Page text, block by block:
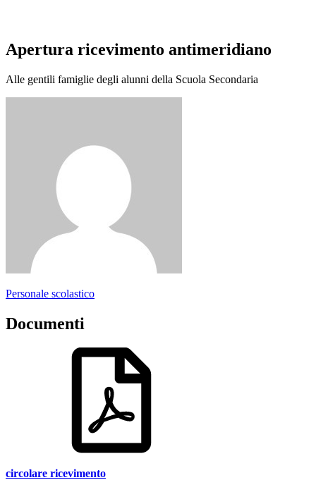
Apertura ricevimento antimeridiano
Alle gentili famiglie degli alunni della Scuola Secondaria
Personale scolastico
Documenti
circolare ricevimento